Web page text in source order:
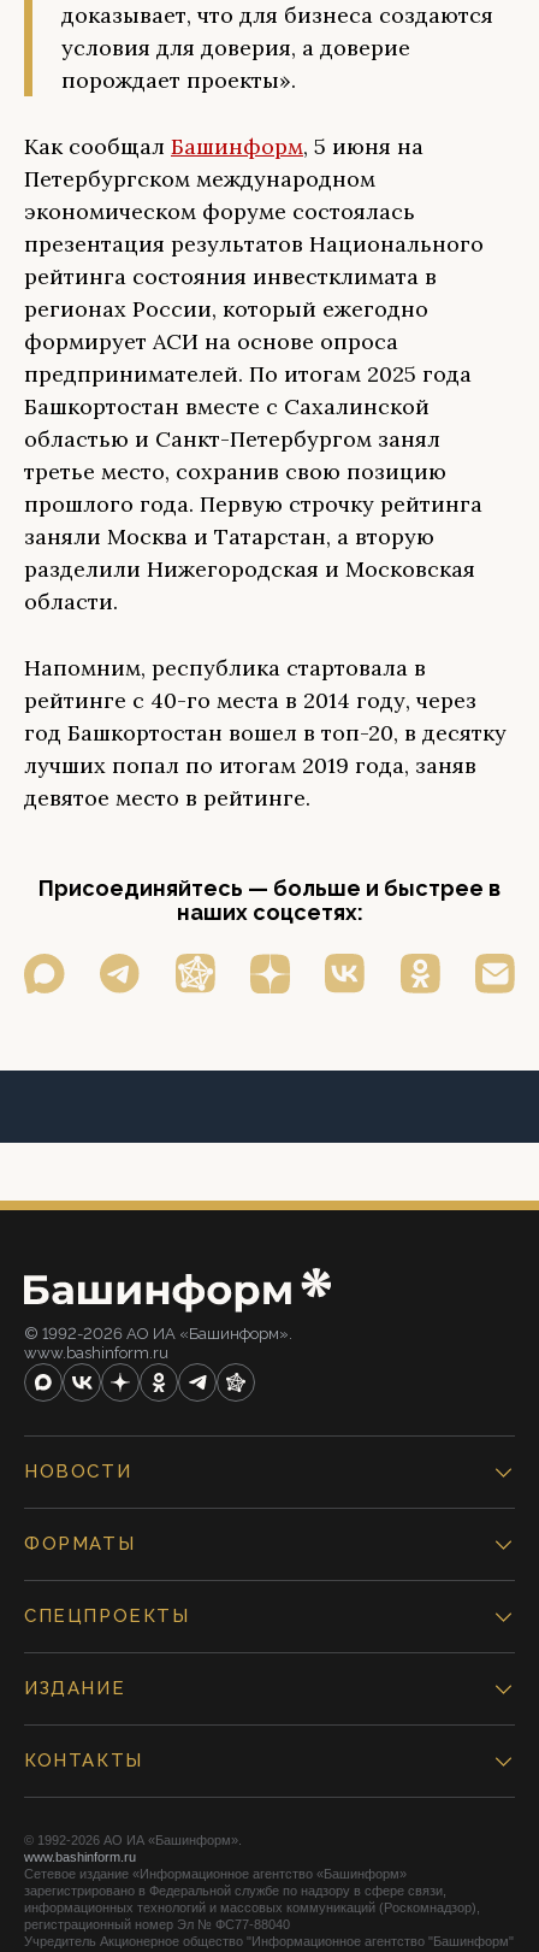
доказывает, что для бизнеса создаются
условия для доверия, а доверие
порождает проекты».
Как сообщал Башинформ, 5 июня на
Петербургском международном
экономическом форуме состоялась
презентация результатов Национального
рейтинга состояния инвестклимата в
регионах России, который ежегодно
формирует АСИ на основе опроса
предпринимателей. По итогам 2025 года
Башкортостан вместе с Сахалинской
областью и Санкт-Петербургом занял
третье место, сохранив свою позицию
прошлого года. Первую строчку рейтинга
заняли Москва и Татарстан, а вторую
разделили Нижегородская и Московская
области.
Напомним, республика стартовала в
рейтинге с 40-го места в 2014 году, через
год Башкортостан вошел в топ-20, в десятку
лучших попал по итогам 2019 года, заняв
девятое место в рейтинге.
Присоединяйтесь — больше и быстрее в
наших соцсетях:
© 1992-2026 АО ИА «Башинформ».
www.bashinform.ru
НОВОСТИ
ФОРМАТЫ
СПЕЦПРОЕКТЫ
ИЗДАНИЕ
КОНТАКТЫ
© 1992-2026 АО ИА «Башинформ».
www.bashinform.ru
Сетевое издание «Информационное агентство «Башинформ»
зарегистрировано в Федеральной службе по надзору в сфере связи,
информационных технологий и массовых коммуникаций (Роскомнадзор),
регистрационный номер Эл № ФС77-88040
Учредитель Акционерное общество "Информационное агентство "Башинформ"